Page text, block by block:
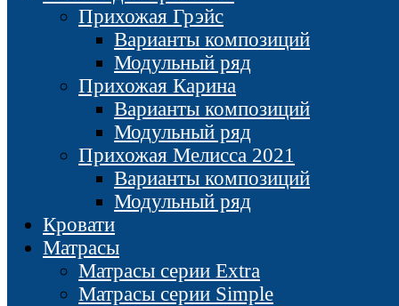
Прихожая Грэйс
Варианты композиций
Модульный ряд
Прихожая Карина
Варианты композиций
Модульный ряд
Прихожая Мелисса 2021
Варианты композиций
Модульный ряд
Кровати
Матрасы
Матрасы серии Extra
Матрасы серии Simple